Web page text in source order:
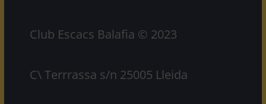
Club Escacs Balafia © 2023
C\ Terrrassa s/n 25005 Lleida